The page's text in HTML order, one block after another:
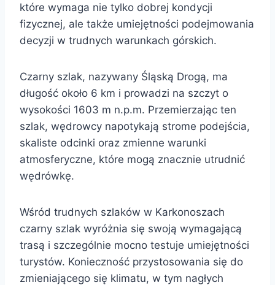
które wymaga nie tylko dobrej kondycji
fizycznej, ale także umiejętności podejmowania
decyzji w trudnych warunkach górskich.
Czarny szlak, nazywany Śląską Drogą, ma
długość około 6 km i prowadzi na szczyt o
wysokości 1603 m n.p.m. Przemierzając ten
szlak, wędrowcy napotykają strome podejścia,
skaliste odcinki oraz zmienne warunki
atmosferyczne, które mogą znacznie utrudnić
wędrówkę.
Wśród trudnych szlaków w Karkonoszach
czarny szlak wyróżnia się swoją wymagającą
trasą i szczególnie mocno testuje umiejętności
turystów. Konieczność przystosowania się do
zmieniającego się klimatu, w tym nagłych